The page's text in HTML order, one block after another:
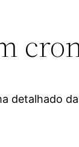
detalhado